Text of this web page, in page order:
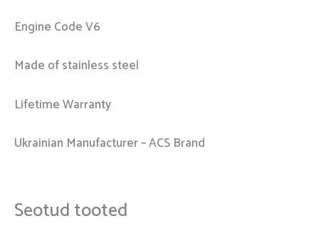
Engine Code V6
Made of stainless steel
Lifetime Warranty
Ukrainian Manufacturer – ACS Brand
Seotud tooted